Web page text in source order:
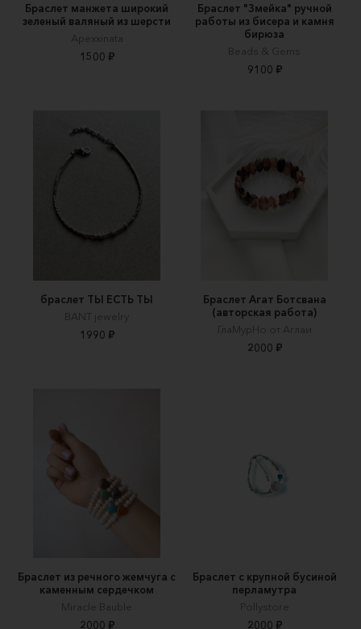
Браслет манжета широкий
зеленый валяный из шерсти
Apexxinata
1500 ₽
Браслет "Змейка" ручной
работы из бисера и камня
бирюза
Beads & Gems
9100 ₽
браслет ТЫ ЕСТЬ ТЫ
BANT jewelry
1990 ₽
Браслет Агат Ботсвана
(авторская работа)
ГлаМурНо от Аглаи
2000 ₽
Браслет из речного жемчуга с
каменным сердечком
Miracle Bauble
2000 ₽
Браслет с крупной бусиной
перламутра
Pollystore
2000 ₽